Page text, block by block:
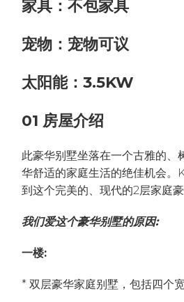
家具：不包家具
宠物：宠物可议
太阳能：3.5KW
01 房屋介绍
此豪华别墅坐落在一个古雅的
华舒适的家庭生活的绝佳机会
到这个完美的、现代的2层家庭豪
我们爱这个豪华别墅的原因:
一楼:
* 双层豪华家庭别墅，包括四个